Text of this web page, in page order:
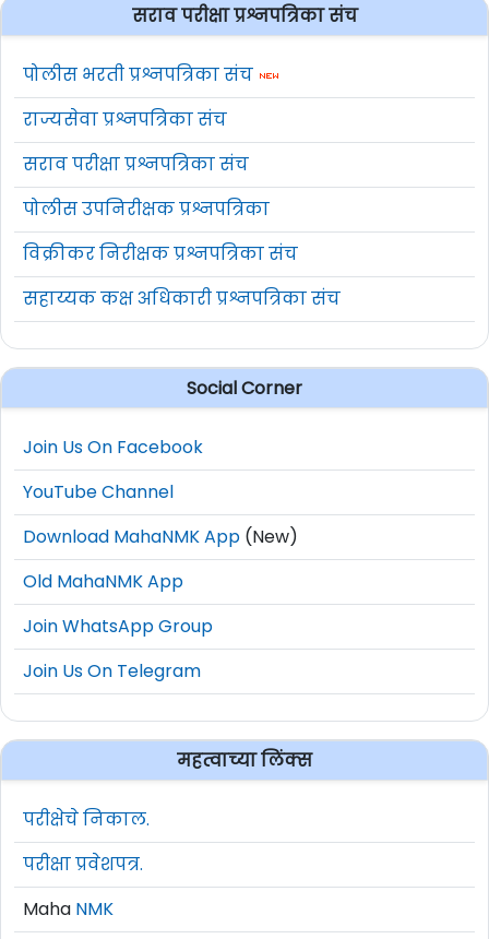
सराव परीक्षा प्रश्नपत्रिका संच
पोलीस भरती प्रश्नपत्रिका संच
राज्यसेवा प्रश्नपत्रिका संच
सराव परीक्षा प्रश्नपत्रिका संच
पोलीस उपनिरीक्षक प्रश्नपत्रिका
विक्रीकर निरीक्षक प्रश्नपत्रिका संच
सहाय्यक कक्ष अधिकारी प्रश्नपत्रिका संच
Social Corner
Join Us On Facebook
YouTube Channel
Download MahaNMK App (New)
Old MahaNMK App
Join WhatsApp Group
Join Us On Telegram
महत्वाच्या लिंक्स
परीक्षेचे निकाल.
परीक्षा प्रवेशपत्र.
Maha NMK